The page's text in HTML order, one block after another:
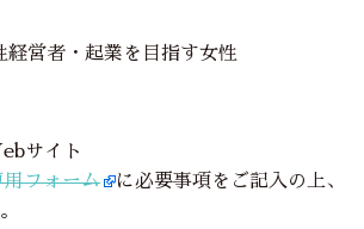
者・起業を目指す女性
サイト
用フォーム
に必要事項をご記入の上、